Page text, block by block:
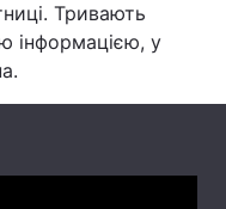
Тривають
інформацією, у